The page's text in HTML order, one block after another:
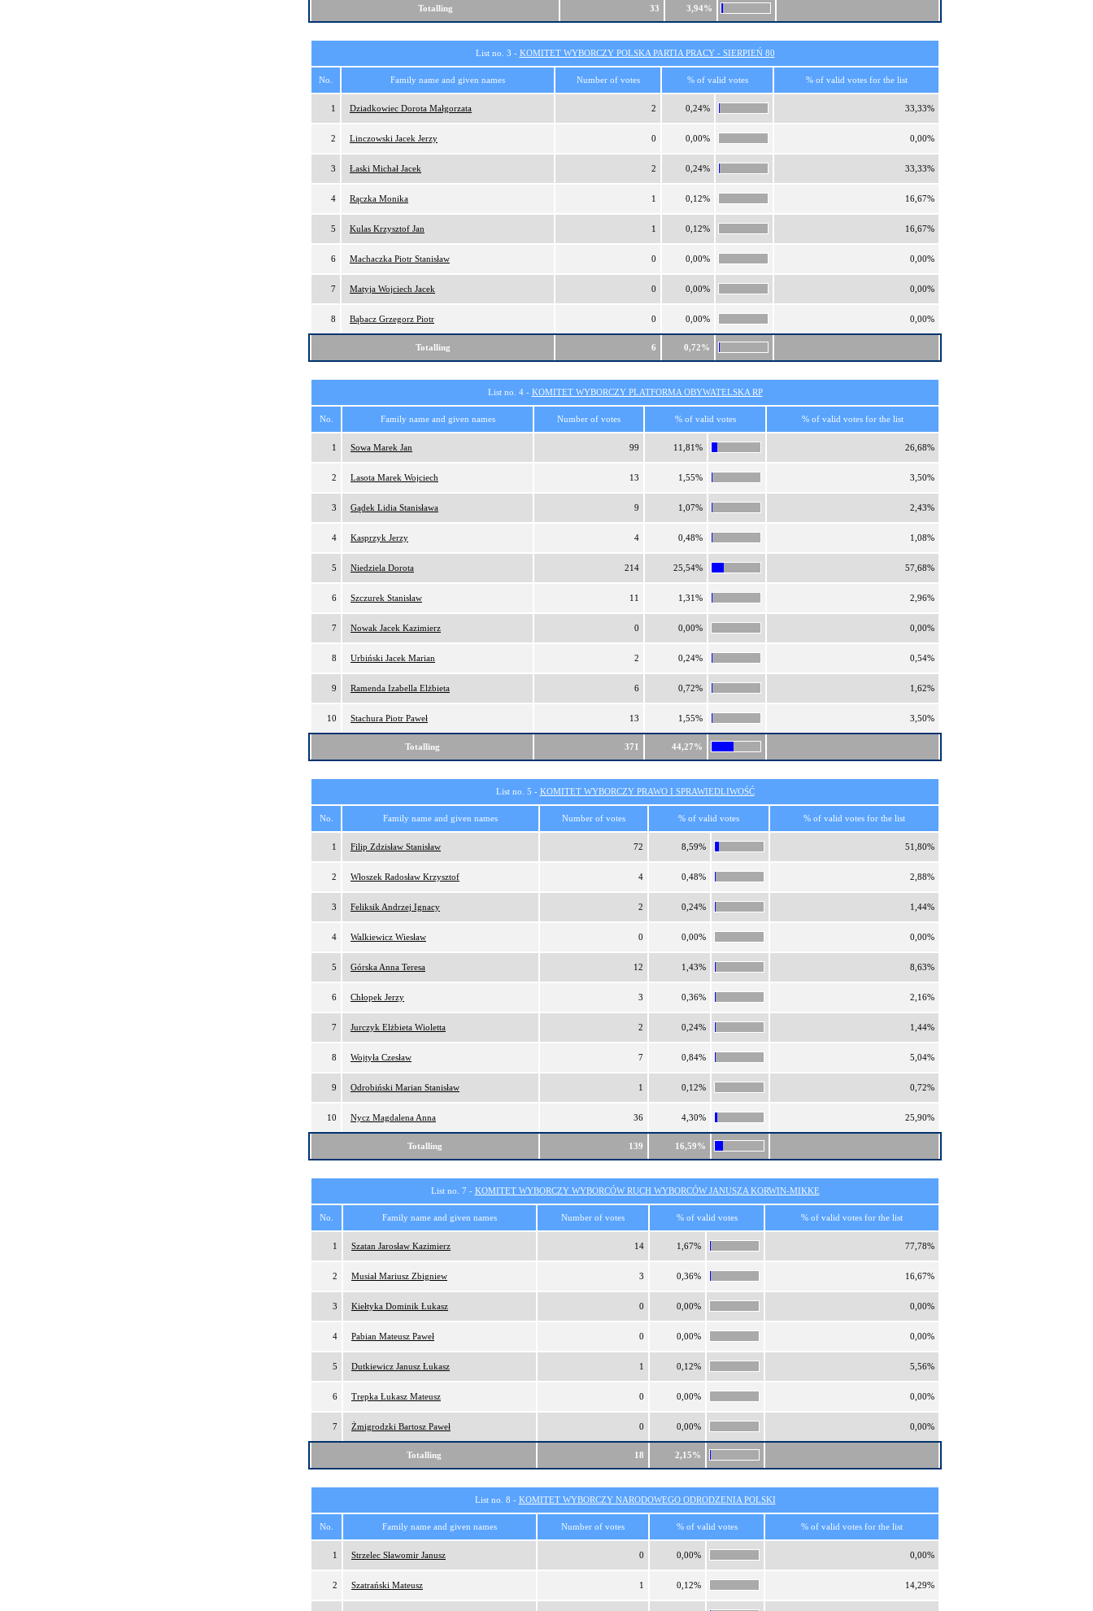
Totalling 33 3,94%
List no. 3 - KOMITET WYBORCZY POLSKA PARTIA PRACY - SIERPIEŃ 80
No. Family name and given names Number of votes % of valid votes % of valid votes for the list
1 Dziadkowiec Dorota Małgorzata 2 0,24% 33,33%
2 Linczowski Jacek Jerzy 0 0,00% 0,00%
3 Łaski Michał Jacek 2 0,24% 33,33%
4 Rączka Monika 1 0,12% 16,67%
5 Kulas Krzysztof Jan 1 0,12% 16,67%
6 Machaczka Piotr Stanisław 0 0,00% 0,00%
7 Matyja Wojciech Jacek 0 0,00% 0,00%
8 Bąbacz Grzegorz Piotr 0 0,00% 0,00%
Totalling 6 0,72%
List no. 4 - KOMITET WYBORCZY PLATFORMA OBYWATELSKA RP
No. Family name and given names Number of votes % of valid votes % of valid votes for the list
1 Sowa Marek Jan 99 11,81% 26,68%
2 Lasota Marek Wojciech 13 1,55% 3,50%
3 Gądek Lidia Stanisława 9 1,07% 2,43%
4 Kasprzyk Jerzy 4 0,48% 1,08%
5 Niedziela Dorota 214 25,54% 57,68%
6 Szczurek Stanisław 11 1,31% 2,96%
7 Nowak Jacek Kazimierz 0 0,00% 0,00%
8 Urbiński Jacek Marian 2 0,24% 0,54%
9 Ramenda Izabella Elżbieta 6 0,72% 1,62%
10 Stachura Piotr Paweł 13 1,55% 3,50%
Totalling 371 44,27%
List no. 5 - KOMITET WYBORCZY PRAWO I SPRAWIEDLIWOŚĆ
No. Family name and given names Number of votes % of valid votes % of valid votes for the list
1 Filip Zdzisław Stanisław 72 8,59% 51,80%
2 Włoszek Radosław Krzysztof 4 0,48% 2,88%
3 Feliksik Andrzej Ignacy 2 0,24% 1,44%
4 Walkiewicz Wiesław 0 0,00% 0,00%
5 Górska Anna Teresa 12 1,43% 8,63%
6 Chłopek Jerzy 3 0,36% 2,16%
7 Jurczyk Elżbieta Wioletta 2 0,24% 1,44%
8 Wojtyła Czesław 7 0,84% 5,04%
9 Odrobiński Marian Stanisław 1 0,12% 0,72%
10 Nycz Magdalena Anna 36 4,30% 25,90%
Totalling 139 16,59%
List no. 7 - KOMITET WYBORCZY WYBORCÓW RUCH WYBORCÓW JANUSZA KORWIN-MIKKE
No. Family name and given names Number of votes % of valid votes % of valid votes for the list
1 Szatan Jarosław Kazimierz 14 1,67% 77,78%
2 Musiał Mariusz Zbigniew 3 0,36% 16,67%
3 Kiełtyka Dominik Łukasz 0 0,00% 0,00%
4 Pabian Mateusz Paweł 0 0,00% 0,00%
5 Dutkiewicz Janusz Łukasz 1 0,12% 5,56%
6 Trepka Łukasz Mateusz 0 0,00% 0,00%
7 Żmigrodzki Bartosz Paweł 0 0,00% 0,00%
Totalling 18 2,15%
List no. 8 - KOMITET WYBORCZY NARODOWEGO ODRODZENIA POLSKI
No. Family name and given names Number of votes % of valid votes % of valid votes for the list
1 Strzelec Sławomir Janusz 0 0,00% 0,00%
2 Szatrański Mateusz 1 0,12% 14,29%